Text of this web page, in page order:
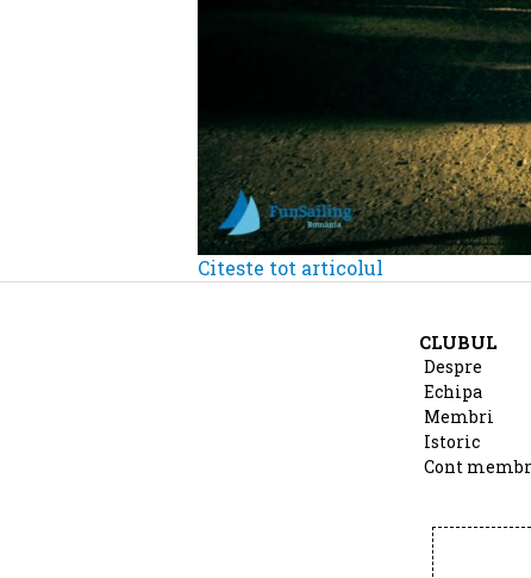
Citeste tot articolul
CLUBUL
Despre
Echipa
Membri
Istoric
Cont